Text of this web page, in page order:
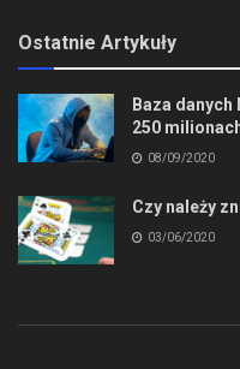
Ostatnie Artykuły
Baza
250
08/09/2020
Czy należy
03/06/2020